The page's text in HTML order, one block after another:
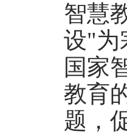
智慧
设"为
国家
教育
题，